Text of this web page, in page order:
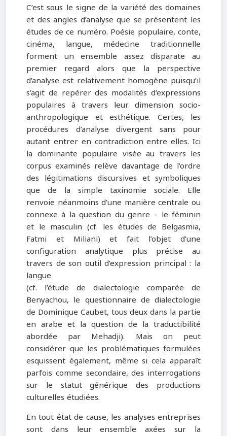
C’est sous le signe de la variété des domaines
et des angles d’analyse que se présentent les
études de ce numéro. Poésie populaire, conte,
cinéma, langue, médecine traditionnelle
forment un ensemble assez disparate au
premier regard alors que la perspective
d’analyse est relativement homogène puisqu’il
s’agit de repérer des modalités d’expressions
populaires à travers leur dimension socio-
anthropologique et esthétique. Certes, les
procédures d’analyse divergent sans pour
autant entrer en contradiction entre elles. Ici
la dominante populaire visée au travers les
corpus examinés relève davantage de l’ordre
des légitimations discursives et symboliques
que de la simple taxinomie sociale. Elle
renvoie néanmoins d’une manière centrale ou
connexe à la question du genre – le féminin
et le masculin (cf. les études de Belgasmia,
Fatmi et Miliani) et fait l’objet d’une
configuration analytique plus précise au
travers de son outil d’expression principal : la
langue
(cf. l’étude de dialectologie comparée de
Benyachou, le questionnaire de dialectologie
de Dominique Caubet, tous deux dans la partie
en arabe et la question de la traductibilité
abordée par Mehadji). Mais on peut
considérer que les problématiques formulées
esquissent également, même si cela apparaît
parfois comme secondaire, des interrogations
sur le statut générique des productions
culturelles étudiées.
En tout état de cause, les analyses entreprises
sont dans leur ensemble axées sur la